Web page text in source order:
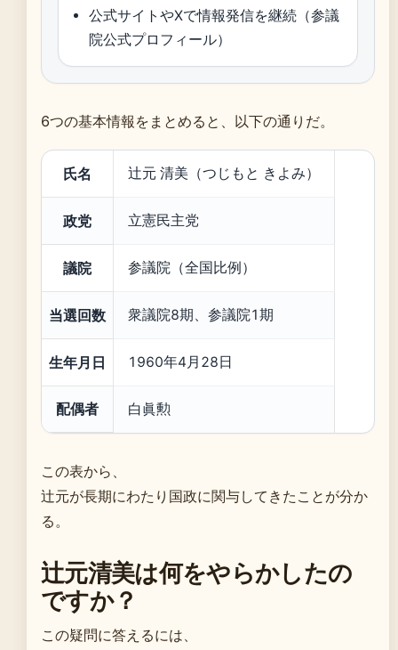
公式サイトやXで情報発信を継続（参議
院公式プロフィール）
6つの基本情報をまとめると、以下の通りだ。
氏名 辻󠄀元 清美（つじもと きよみ）
政党 立憲民主党
議院 参議院（全国比例）
当選回数 衆議院8期、参議院1期
生年月日 1960年4月28日
配偶者 白眞勲
この表から、
辻元が長期にわたり国政に関与してきたことが分か
る。
辻元清美は何をやらかしたの
ですか？
この疑問に答えるには、